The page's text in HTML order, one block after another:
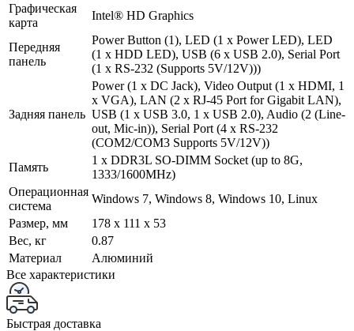
Графическая
карта
Intel® HD Graphics
Передняя
панель
Power Button (1), LED (1 x Power LED), LED
(1 x HDD LED), USB (6 x USB 2.0), Serial Port
(1 x RS-232 (Supports 5V/12V)))
Задняя панель
Power (1 x DC Jack), Video Output (1 x HDMI, 1
x VGA), LAN (2 x RJ-45 Port for Gigabit LAN),
USB (1 x USB 3.0, 1 x USB 2.0), Audio (2 (Line-
out, Mic-in)), Serial Port (4 x RS-232
(COM2/COM3 Supports 5V/12V))
Память
1 x DDR3L SO-DIMM Socket (up to 8G,
1333/1600MHz)
Операционная
система
Windows 7, Windows 8, Windows 10, Linux
Размер, мм
178 x 111 x 53
Вес, кг
0.87
Материал
Алюминий
Все характеристики
Быстрая доставка